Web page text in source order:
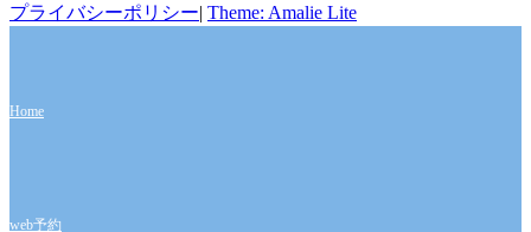
プライバシーポリシー| Theme: Amalie Lite
Home
web予約